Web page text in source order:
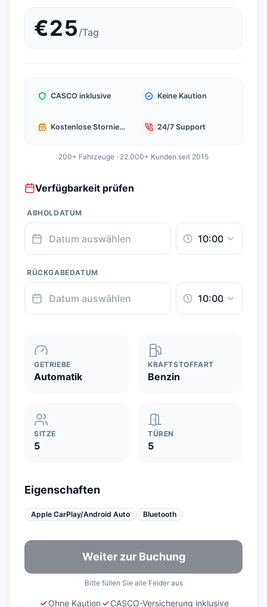
€25 /Tag
CASCO inklusive Keine Kaution
Kostenlose Stornierung 24/7 Support
200+ Fahrzeuge · 22.000+ Kunden seit 2015
Verfügbarkeit prüfen
ABHOLDATUM
RÜCKGABEDATUM
GETRIEBE
Automatik
KRAFTSTOFFART
Benzin
SITZE
5
TÜREN
5
Eigenschaften
Apple CarPlay/Android Auto Bluetooth
Weiter zur Buchung
Bitte füllen Sie alle Felder aus
Ohne Kaution
CASCO-Versicherung inklusive